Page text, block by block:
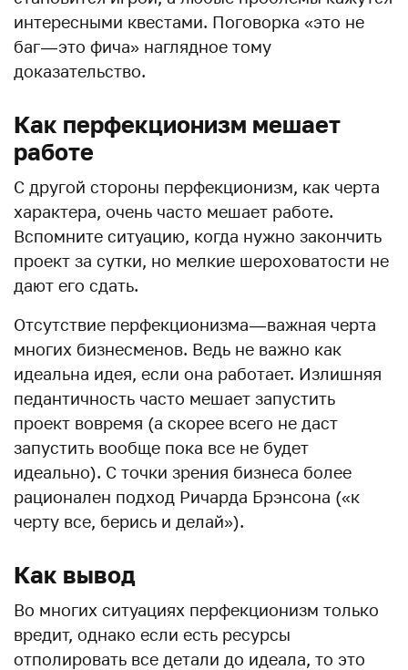
интересными квестами. Поговорка «это не
баг — это фича» наглядное тому
доказательство.
Как перфекционизм мешает
работе
С другой стороны перфекционизм, как черта
характера, очень часто мешает работе.
Вспомните ситуацию, когда нужно закончить
проект за сутки, но мелкие шероховатости не
дают его сдать.
Отсутствие перфекционизма — важная черта
многих бизнесменов. Ведь не важно как
идеальна идея, если она работает. Излишняя
педантичность часто мешает запустить
проект вовремя (а скорее всего не даст
запустить вообще пока все не будет
идеально). С точки зрения бизнеса более
рационален подход Ричарда Брэнсона («к
черту все, берись и делай»).
Как вывод
Во многих ситуациях перфекционизм только
вредит, однако если есть ресурсы
отполировать все детали до идеала, то это